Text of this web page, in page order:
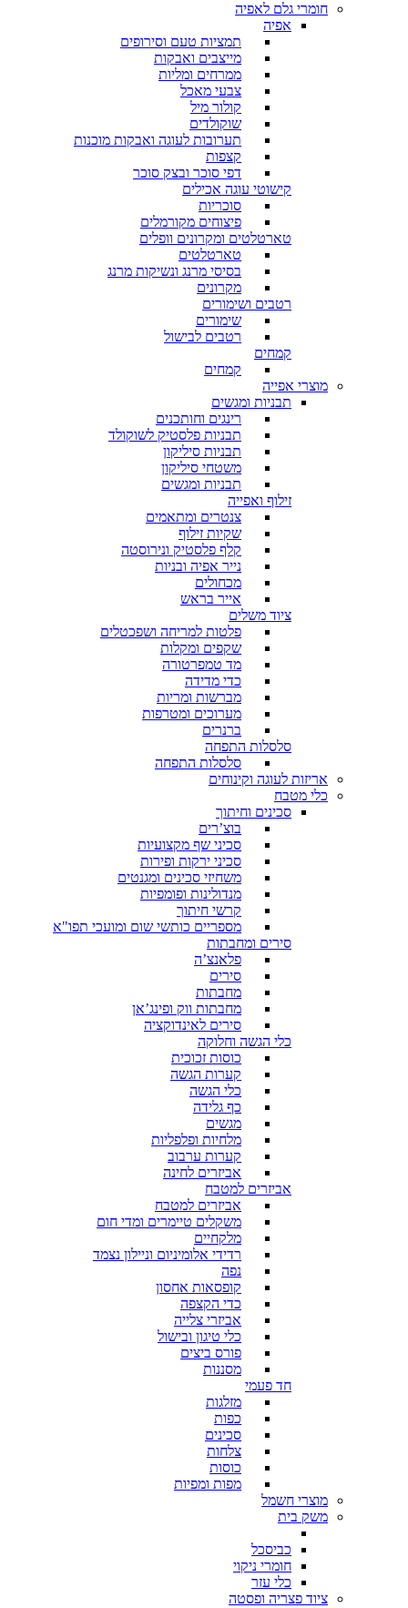
חומרי גלם לאפיה
אפיה
תמציות טעם וסירופים
מייצבים ואבקות
ממרחים ומליות
צבעי מאכל
קולור מיל
שוקולדים
תערובות לעוגה ואבקות מוכנות
קצפות
דפי סוכר ובצק סוכר
קישוטי עוגה אכילים
סוכריות
פיצוחים מקורמלים
טארטלטים ומקרונים וופלים
טארטלטים
בסיסי מרנג ונשיקות מרנג
מקרונים
רטבים ושימורים
שימורים
רטבים לבישול
קמחים
קמחים
מוצרי אפייה
תבניות ומגשים
רינגים וחותכנים
תבניות פלסטיק לשוקולד
תבניות סיליקון
משטחי סיליקון
תבניות ומגשים
זילוף ואפייה
צנטרים ומתאמים
שקיות זילוף
קלף פלסטיק ונירוסטה
נייר אפיה ובניות
מכחולים
אייר בראש
ציוד משלים
פלטות למריחה ושפכטלים
שקפים ומקלות
מד טמפרטורה
כדי מדידה
מברשות ומריות
מערוכים ומטרפות
ברנרים
סלסלות התפחה
סלסלות התפחה
אריזות לעוגה וקינוחים
כלי מטבח
סכינים וחיתוך
בוצ’רים
סכיני שף מקצועיות
סכיני ירקות ופירות
משחיזי סכינים ומגנטים
מנדולינות ופומפיות
קרשי חיתוך
מספריים כותשי שום ומועכי תפו"א
סירים ומחבתות
פלאנצ’ה
סירים
מחבתות
מחבתות ווק ופינג’אן
סירים לאינדוקציה
כלי הגשה וחלוקה
כוסות זכוכית
קערות הגשה
כלי הגשה
כף גלידה
מגשים
מלחיות ופלפליות
קערות ערבוב
אביזרים לחינה
אביזרים למטבח
אביזרים למטבח
משקלים טיימרים ומדי חום
מלקחיים
רדידי אלומיניום וניילון נצמד
נפה
קופסאות אחסון
כדי הקצפה
אביזרי צלייה
כלי טיגון ובישול
פורס ביצים
מסננות
חד פעמי
מזלגות
כפות
סכינים
צלחות
כוסות
מפות ומפיות
מוצרי חשמל
משק בית
כביסכל
חומרי ניקוי
כלי עזר
ציוד פצריה ופסטה